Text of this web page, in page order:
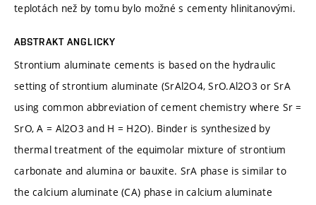
teplotách než by tomu bylo možné s cementy hlinitanovými.
ABSTRAKT ANGLICKY
Strontium aluminate cements is based on the hydraulic
setting of strontium aluminate (SrAl2O4, SrO.Al2O3 or SrA
using common abbreviation of cement chemistry where Sr =
SrO, A = Al2O3 and H = H2O). Binder is synthesized by
thermal treatment of the equimolar mixture of strontium
carbonate and alumina or bauxite. SrA phase is similar to
the calcium aluminate (CA) phase in calcium aluminate